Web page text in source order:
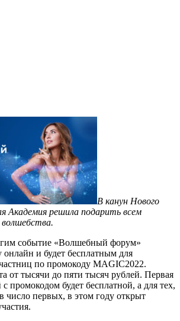
В канун Нового
Академия решила подарить всем
событие «Волшебный форум»
онлайн и будет бесплатным для
по промокоду MAGIC2022.
от тысячи до пяти тысяч рублей. Первая
промокодом будет бесплатной, а для тех,
число первых, в этом году открыт